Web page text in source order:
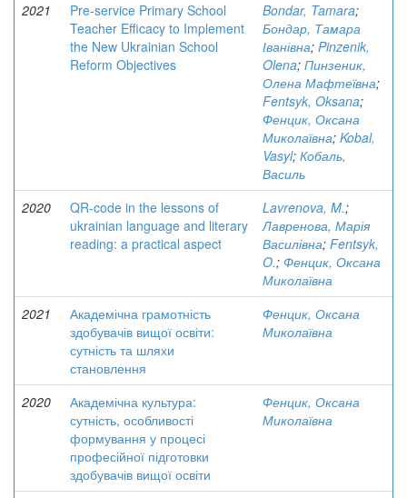
2021
Pre-service Primary School
Teacher Efficacy to Implement
the New Ukrainian School
Reform Objectives
Bondar, Tamara;
Бондар, Тамара
Іванівна; Pinzenik,
Olena; Пинзеник,
Олена Мафтеївна;
Fentsyk, Oksana;
Фенцик, Оксана
Миколаївна; Kobal,
Vasyl; Кобаль,
Василь
2020
QR-code in the lessons of
ukrainian language and literary
reading: a practical aspect
Lavrenova, M.;
Лавренова, Марія
Василівна; Fentsyk,
O.; Фенцик, Оксана
Миколаївна
2021
Академічна грамотність
здобувачів вищої освіти:
сутність та шляхи
становлення
Фенцик, Оксана
Миколаївна
2020
Академічна культура:
сутність, особливості
формування у процесі
професійної підготовки
здобувачів вищої освіти
Фенцик, Оксана
Миколаївна